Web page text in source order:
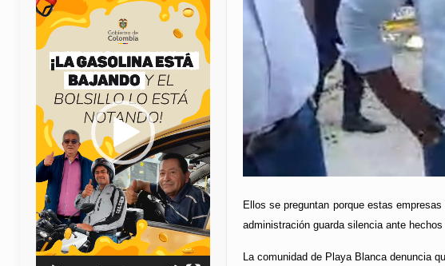
Ellos se preguntan porque estas
administración guarda silencia ante hechos
La comunidad de Playa Blanca denuncia
de
vídeo